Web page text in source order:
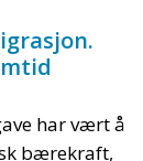
har vært å
bærekraft,